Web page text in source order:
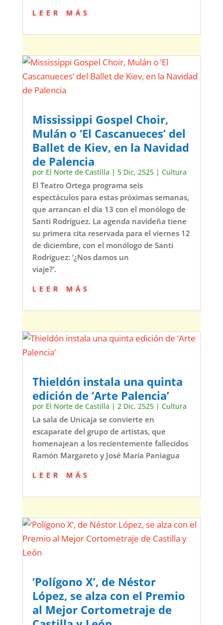
leer más
Mississippi Gospel Choir,
Mulán o ‘El Cascanueces’ del
Ballet de Kiev, en la Navidad
de Palencia
por El Norte de Castilla | 5 Dic, 2525| Cultura
El Teatro Ortega programa seis
espectáculos para estas próximas semanas,
que arrancan el día 13 con el monólogo de
Santi Rodríguez. La agenda navideña tiene
su primera cita reservada para el viernes 12
de diciembre, con el monólogo de Santi
Rodríguez: ‘¿Nos damos un
viaje?’.
leer más
Thieldón instala una quinta
edición de ‘Arte Palencia’
por El Norte de Castilla | 2 Dic, 2525| Cultura
La sala de Unicaja se convierte en
escaparate del grupo de artistas, que
homenajean a los recientemente fallecidos
Ramón Margareto y José María Paniagua
leer más
‘Polígono X’, de Néstor
López, se alza con el Premio
al Mejor Cortometraje de